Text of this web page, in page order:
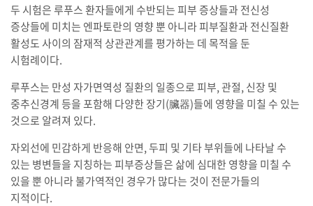
두 시험은 루푸스 환자들에게 수반되는 피부 증상들과 전신성
증상들에 미치는 엔파토란의 영향 뿐 아니라 피부질환과 전신질환
활성도 사이의 잠재적 상관관계를 평가하는 데 목적을 둔
시험례이다.
루푸스는 만성 자가면역성 질환의 일종으로 피부, 관절, 신장 및
중추신경계 등을 포함해 다양한 장기(臟器)들에 영향을 미칠 수 있는
것으로 알려져 있다.
자외선에 민감하게 반응해 안면, 두피 및 기타 부위들에 나타날 수
있는 병변들을 지칭하는 피부증상들은 삶에 심대한 영향을 미칠 수
있을 뿐 아니라 불가역적인 경우가 많다는 것이 전문가들의
지적이다.